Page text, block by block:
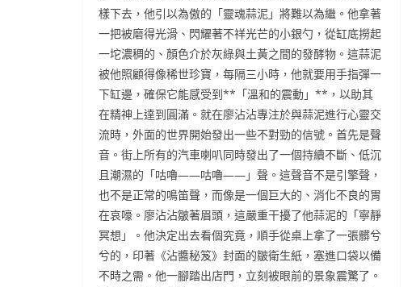
樣下去，他引以為傲的「靈魂蒜泥」將難以為繼。他拿著
一把被磨得光滑、閃耀著不祥光芒的小銀勺，從缸底撈起
一坨濃稠的、顏色介於灰綠與土黃之間的發酵物。這蒜泥
被他照顧得像稀世珍寶，每隔三小時，他就要用手指彈一
下缸邊，確保它能感受到**「溫和的震動」**，以助其
在精神上達到圓滿。就在廖沾沾專注於與蒜泥進行心靈交
流時，外面的世界開始發出一些不對勁的信號。首先是聲
音。街上所有的汽車喇叭同時發出了一個持續不斷、低沉
且潮濕的「咕嚕——咕嚕——」聲。這聲音不是引擎聲，
也不是正常的鳴笛聲，而像是一個巨大的、消化不良的胃
在哀嚎。廖沾沾皺著眉頭，這嚴重干擾了他蒜泥的「寧靜
冥想」。他決定出去看個究竟，順手從桌上拿了一張髒兮
兮的，印著《沾醬秘笈》封面的皺衛生紙，塞進口袋以備
不時之需。他一腳踏出店門，立刻被眼前的景象震驚了。